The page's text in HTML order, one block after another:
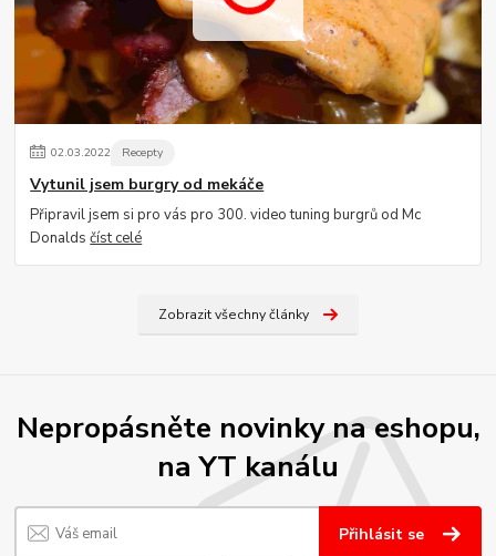
02.03.2022 Recepty
Vytunil jsem burgry od mekáče
Připravil jsem si pro vás pro 300. video tuning burgrů od Mc
Donaldsčíst celé
Zobrazit všechny články
Nepropásněte novinky na eshopu,
na YT kanálu
Přihlásit se